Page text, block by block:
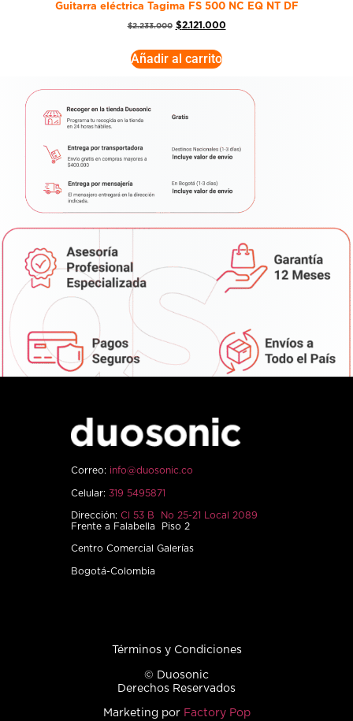
Guitarra eléctrica Tagima FS 500 NC EQ NT DF
$2.233.000 $2.121.000
Añadir al carrito
Correo: info@duosonic.co
Celular: 319 5495871
Dirección: Cl 53 B No 25-21 Local 2089
Frente a Falabella Piso 2
Centro Comercial Galerías
Bogotá-Colombia
Términos y Condiciones
© Duosonic
Derechos Reservados
Marketing por Factory Pop